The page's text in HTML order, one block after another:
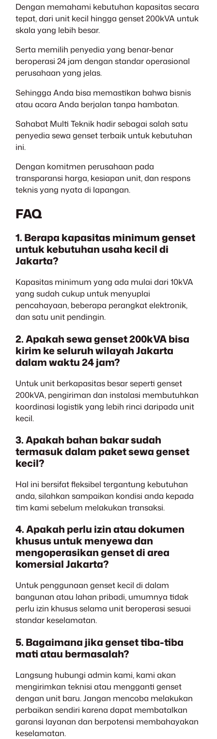
Dengan memahami kebutuhan kapasitas secara
tepat, dari unit kecil hingga genset 200kVA untuk
skala yang lebih besar.
Serta memilih penyedia yang benar-benar
beroperasi 24 jam dengan standar operasional
perusahaan yang jelas.
Sehingga Anda bisa memastikan bahwa bisnis
atau acara Anda berjalan tanpa hambatan.
Sahabat Multi Teknik hadir sebagai salah satu
penyedia sewa genset terbaik untuk kebutuhan
ini.
Dengan komitmen perusahaan pada
transparansi harga, kesiapan unit, dan respons
teknis yang nyata di lapangan.
FAQ
1. Berapa kapasitas minimum genset
untuk kebutuhan usaha kecil di
Jakarta?
Kapasitas minimum yang ada mulai dari 10kVA
yang sudah cukup untuk menyuplai
pencahayaan, beberapa perangkat elektronik,
dan satu unit pendingin.
2. Apakah sewa genset 200kVA bisa
kirim ke seluruh wilayah Jakarta
dalam waktu 24 jam?
Untuk unit berkapasitas besar seperti genset
200kVA, pengiriman dan instalasi membutuhkan
koordinasi logistik yang lebih rinci daripada unit
kecil.
3. Apakah bahan bakar sudah
termasuk dalam paket sewa genset
kecil?
Hal ini bersifat fleksibel tergantung kebutuhan
anda, silahkan sampaikan kondisi anda kepada
tim kami sebelum melakukan transaksi.
4. Apakah perlu izin atau dokumen
khusus untuk menyewa dan
mengoperasikan genset di area
komersial Jakarta?
Untuk penggunaan genset kecil di dalam
bangunan atau lahan pribadi, umumnya tidak
perlu izin khusus selama unit beroperasi sesuai
standar keselamatan.
5. Bagaimana jika genset tiba-tiba
mati atau bermasalah?
Langsung hubungi admin kami, kami akan
mengirimkan teknisi atau mengganti genset
dengan unit baru. Jangan mencoba melakukan
perbaikan sendiri karena dapat membatalkan
garansi layanan dan berpotensi membahayakan
keselamatan.